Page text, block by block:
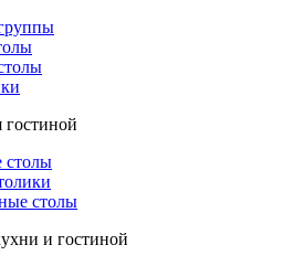
гостиной
столы
столы
и гостиной